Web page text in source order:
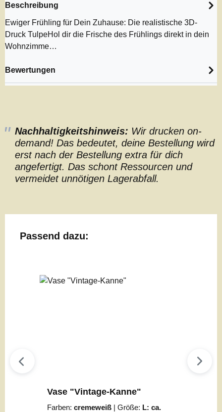
Beschreibung
Ewiger Frühling für Dein Zuhause: Die realistische 3D-
Druck TulpeHol dir die Frische des Frühlings direkt in dein
Wohnzimme…
Bewertungen
Nachhaltigkeitshinweis: Wir drucken on-
demand! Das bedeutet, deine Bestellung wird
erst nach der Bestellung extra für dich
angefertigt. Das schont Ressourcen und
vermeidet unnötigen Lagerabfall.
Produktgalerie überspringen
Passend dazu:
Vase "Vintage-Kanne"
Farben: cremeweiß | Größe: L: ca.